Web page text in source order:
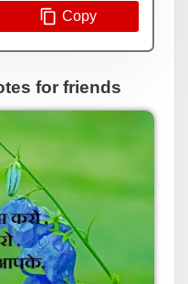
Copy
for friends